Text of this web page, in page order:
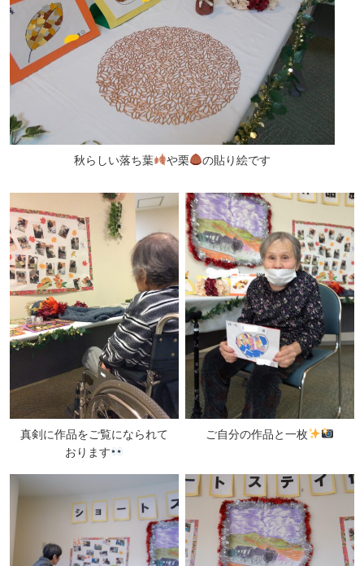
秋らしい落ち葉 や栗 の貼り絵です
真剣に作品をご覧になられて
おります
ご自分の作品と一枚